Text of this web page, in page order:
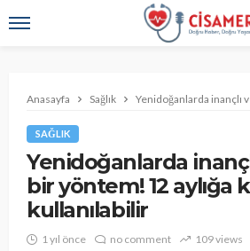
Anasayfa Sağlık Yenidoğanlarda inançlı
SAĞLIK
Yenidoğanlarda
bir yöntem! 12 aylığa
kullanılabilir
1 yıl önce no comment 109 views